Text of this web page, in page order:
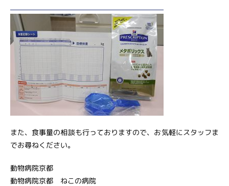
また、食事量の相談も行っておりますので、お気軽にスタッフま
でお尋ねください。
動物病院京都
動物病院京都 ねこの病院